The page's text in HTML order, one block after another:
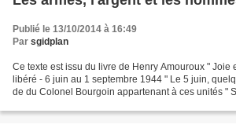
Publié le 13/10/2014 à 16:49
Par sgidplan
Ce texte est issu du livre de Henry Amouroux " Joie
libéré - 6 juin au 1 septembre 1944 " Le 5 juin,
de du Colonel Bourgoin appartenant à ces unités "